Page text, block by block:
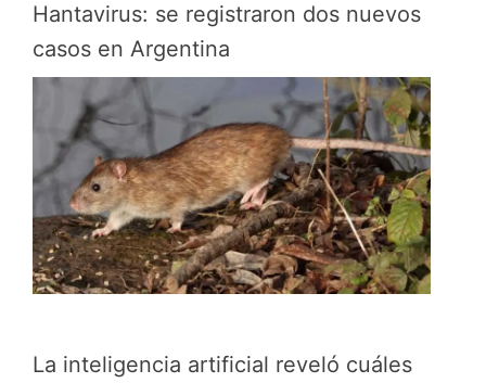
Hantavirus: se registraron dos nuevos
casos en Argentina
La inteligencia artificial reveló cuáles